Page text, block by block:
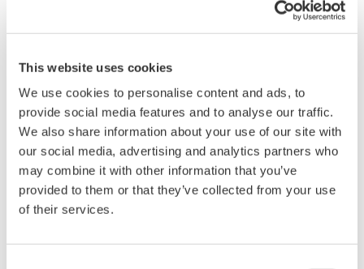
This website uses cookies
We use cookies to personalise content and ads, to
provide social media features and to analyse our traffic.
We also share information about your use of our site with
our social media, advertising and analytics partners who
may combine it with other information that you’ve
provided to them or that they’ve collected from your use
of their services.
廠生產的電力。SPP從泰國電力局（EGAT）獲得批準，興建小型或
中型發電廠，將生產的電力買給EGAT，還可以將剩餘電力和熱蒸汽
供給周邊的工業園區。
項目信息: